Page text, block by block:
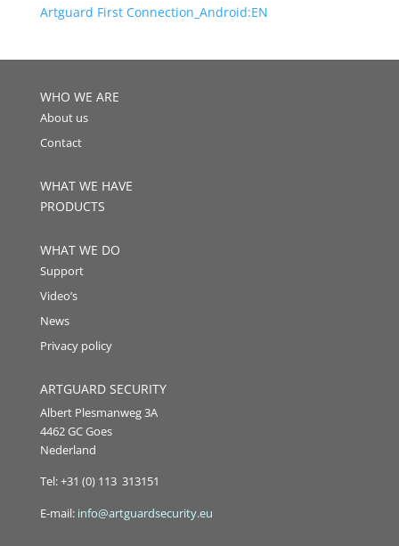
Artguard First Connection_Android:EN
WHO WE ARE
About us
Contact
WHAT WE HAVE
PRODUCTS
WHAT WE DO
Support
Video’s
News
Privacy policy
ARTGUARD SECURITY
Albert Plesmanweg 3A
4462 GC Goes
Nederland
Tel: +31 (0) 113 313151
E-mail:info@artguardsecurity.eu